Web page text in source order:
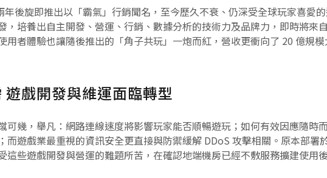
年後旋即推出以「霸氣」行銷聞名，至今歷久不衰、仍深受全球玩家喜愛
，培養出自主開發、營運、行銷、數據分析的技術力及品牌力，即時將來
用者體驗也讓隨後推出的「角子共玩」一炮而紅，營收更衝向了 20 億規模
戲開發與維運面臨轉型
可幾，舉凡：網路連線速度將影響玩家能否順暢遊玩；如何有效因應隨時
而遊戲業最重視的資訊安全更直接與防禦緩解 DDoS 攻擊相關。原本部署
這些遊戲開發與營運的難題所苦，在確認地端機房已經不敷服務擴建使用